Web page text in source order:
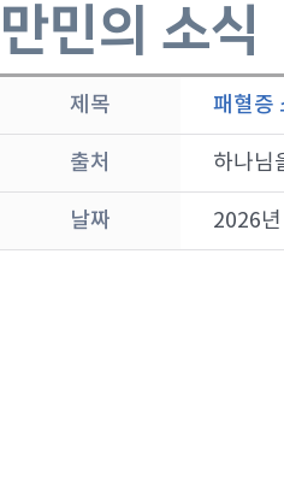
만민의 소식
제목 패혈증
출처 하나님
날짜 2026